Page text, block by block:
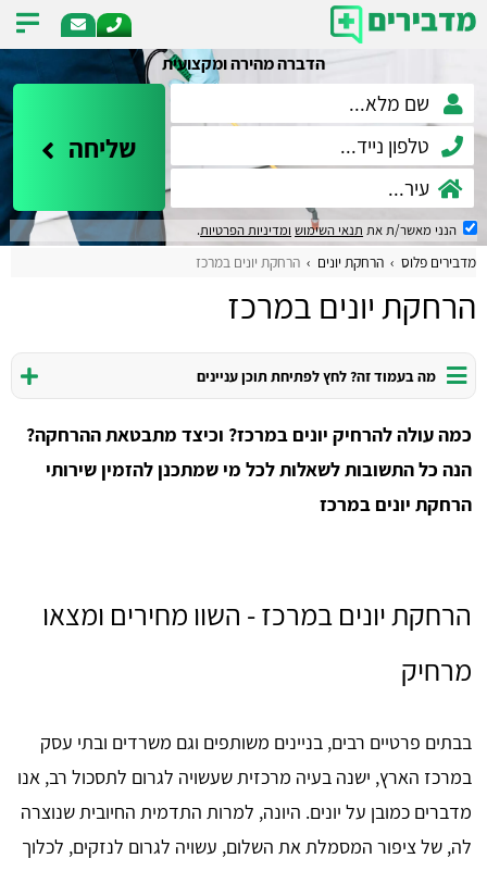
הדברה מהירה ומקצועית
שליחה
הנני מאשר/ת את תנאי השימוש ומדיניות הפרטיות.
מדבירים פלוס הרחקת יונים הרחקת יונים במרכז
הרחקת יונים במרכז
מה בעמוד זה? לחץ לפתיחת תוכן עניינים
כמה עולה להרחיק יונים במרכז? וכיצד מתבטאת ההרחקה?
הנה כל התשובות לשאלות לכל מי שמתכנן להזמין שירותי
הרחקת יונים במרכז
הרחקת יונים במרכז - השוו מחירים ומצאו
מרחיק
בבתים פרטיים רבים, בניינים משותפים וגם משרדים ובתי עסק
במרכז הארץ, ישנה בעיה מרכזית שעשויה לגרום לתסכול רב, אנו
מדברים כמובן על יונים. היונה, למרות התדמית החיובית שנוצרה
לה, של ציפור המסמלת את השלום, עשויה לגרום לנזקים, לכלוך